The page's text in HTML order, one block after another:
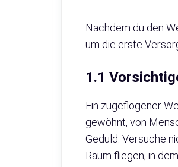
Nachdem du den
um die erste
1.1
Ein zugeflogener
gewöhnt, von
Geduld. Versuche
Raum fliegen, in